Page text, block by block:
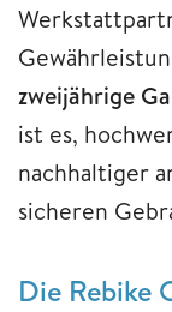
zweijährige
ist es,
nachhaltiger
sicheren
Die Rebike